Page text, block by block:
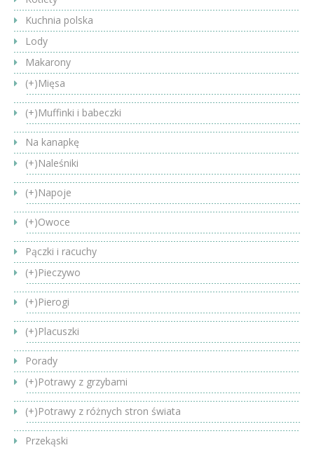
Kuchnia polska
Lody
Makarony
(+)Mięsa
(+)Muffinki i babeczki
Na kanapkę
(+)Naleśniki
(+)Napoje
(+)Owoce
Pączki i racuchy
(+)Pieczywo
(+)Pierogi
(+)Placuszki
Porady
(+)Potrawy z grzybami
(+)Potrawy z różnych stron świata
Przekąski